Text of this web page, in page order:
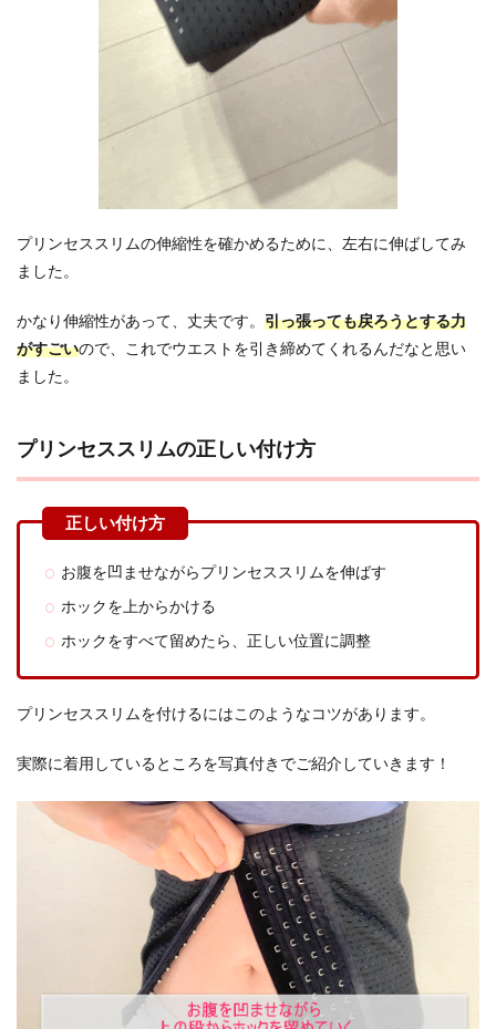
プリンセススリムの伸縮性を確かめるために、左右に伸ばしてみ
ました。
かなり伸縮性があって、丈夫です。 引っ張っても戻ろうとする力
がすごいので、これでウエストを引き締めてくれるんだなと思い
ました。
プリンセススリムの正しい付け方
お腹を凹ませながらプリンセススリムを伸ばす
ホックを上からかける
ホックをすべて留めたら、正しい位置に調整
プリンセススリムを付けるにはこのようなコツがあります。
実際に着用しているところを写真付きでご紹介していきます！